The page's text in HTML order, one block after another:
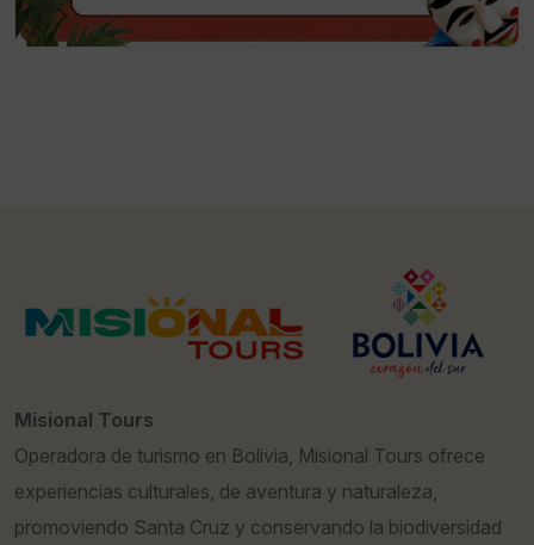
Misional Tours
Operadora de turismo en Bolivia, Misional Tours ofrece
experiencias culturales, de aventura y naturaleza,
promoviendo Santa Cruz y conservando la biodiversidad